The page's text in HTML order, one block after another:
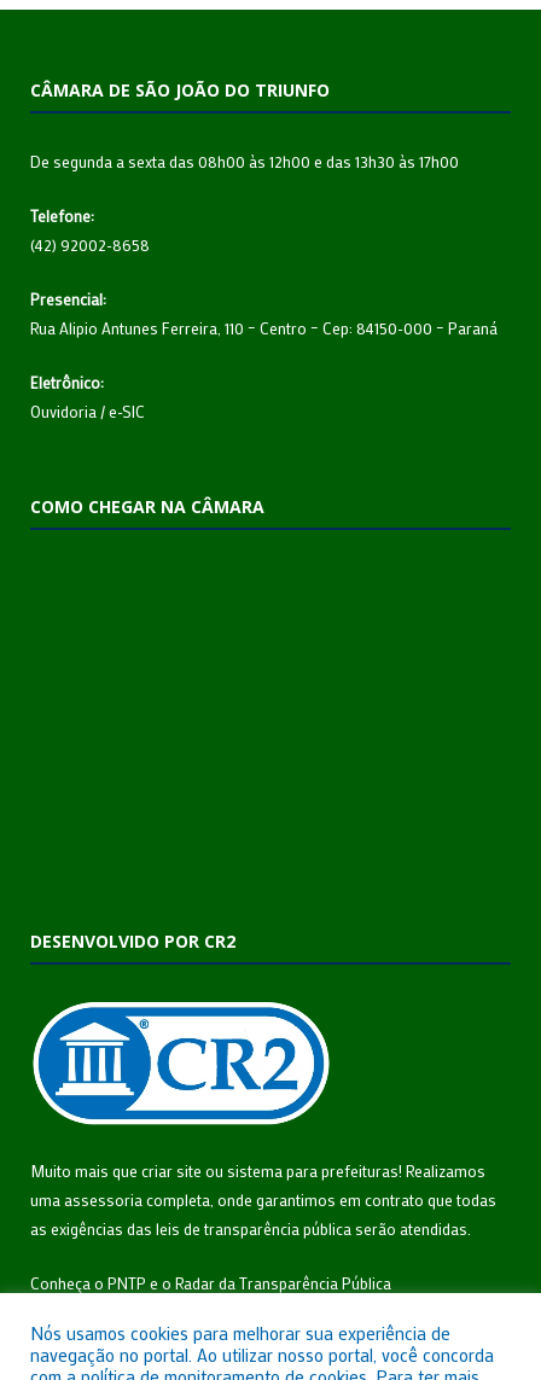
CÂMARA DE SÃO JOÃO DO TRIUNFO
De segunda a sexta das 08h00 às 12h00 e das 13h30 às 17h00
Telefone:
(42) 92002-8658
Presencial:
Rua Alipio Antunes Ferreira, 110 – Centro – Cep: 84150-000 – Paraná
Eletrônico:
Ouvidoria /e-SIC
COMO CHEGAR NA CÂMARA
DESENVOLVIDO POR CR2
Muito mais que criar site ou sistema para prefeituras! Realizamos
uma assessoria completa, onde garantimos em contrato que todas
as exigências das leis de transparência pública serão atendidas.
Conheça o PNTP e o Radar da Transparência Pública
Nós usamos cookies para melhorar sua experiência de
navegação no portal. Ao utilizar nosso portal, você concorda